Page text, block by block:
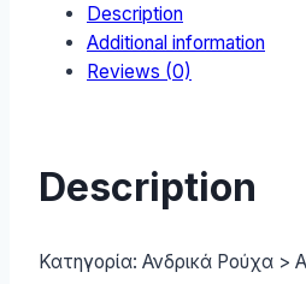
MEDITERRANEA
quantity
Description
Additional information
Reviews (0)
Description
Κατηγορία: Ανδρικά Ρούχα >